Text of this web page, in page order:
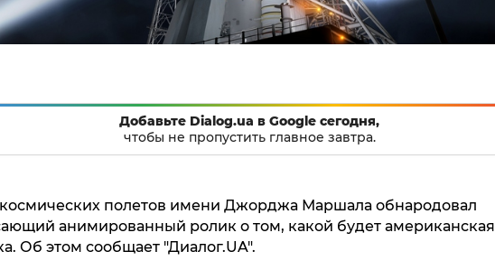
Добавьте Dialog.ua в Google сегодня,
чтобы не пропустить главное завтра.
полетов имени Джорджа Маршала обнародовал
анимированный ролик о том, какой будет американская
Об этом сообщает "Диалог.UA".